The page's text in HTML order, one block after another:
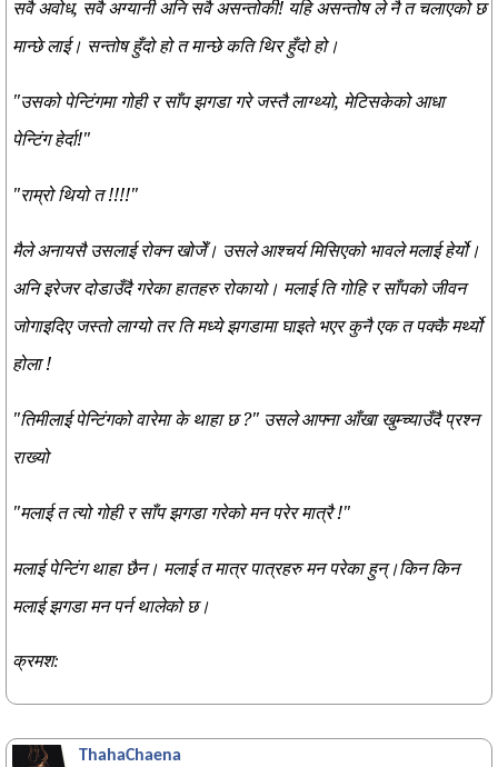
सवै अवोध, सवै अग्यानी अनि सवै असन्तोकी! यहि असन्तोष ले नै त चलाएको छ
मान्छे लाई। सन्तोष हुँदो हो त मान्छे कति थिर हुँदो हो।
"उसको पेन्टिंगमा गोही र साँप झगडा गरे जस्तै लाग्थ्यो, मेटिसकेको आधा
पेन्टिंग हेर्दा!"
"राम्रो थियो त !!!!"
मैले अनायसै उसलाई रोक्न खोजेँ। उसले आश्चर्य मिसिएको भावले मलाई हेर्यो।
अनि इरेजर दोडाउँदै गरेका हातहरु रोकायो। मलाई ति गोहि र साँपको जीवन
जोगाइदिए जस्तो लाग्यो तर ति मध्ये झगडामा घाइते भएर कुनै एक त पक्कै मर्थ्यो
होला !
"तिमीलाई पेन्टिंगको वारेमा के थाहा छ ?" उसले आफ्ना आँखा खुम्च्याउँदै प्रश्न
राख्यो
"मलाई त त्यो गोही र साँप झगडा गरेको मन परेर मात्रै !"
मलाई पेन्टिंग थाहा छैन। मलाई त मात्र पात्रहरु मन परेका हुन्।किन किन
मलाई झगडा मन पर्न थालेको छ।
क्रमश:
ThahaChaena